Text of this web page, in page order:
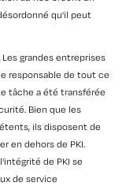
qu'il peut
Les grandes entreprises
responsable de tout ce
tâche a été transférée
Bien que les
ils disposent de
en dehors de PKI.
de PKI se
de service